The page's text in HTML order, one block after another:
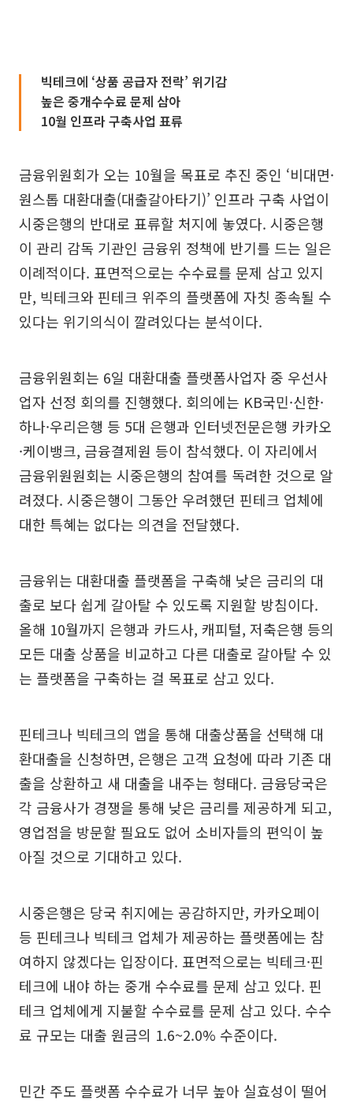
빅테크에 ‘상품 공급자 전락’ 위기감
높은 중개수수료 문제 삼아
10월 인프라 구축사업 표류
금융위원회가 오는 10월을 목표로 추진 중인 ‘비대면·
원스톱 대환대출(대출갈아타기)’ 인프라 구축 사업이
시중은행의 반대로 표류할 처지에 놓였다. 시중은행
이 관리 감독 기관인 금융위 정책에 반기를 드는 일은
이례적이다. 표면적으로는 수수료를 문제 삼고 있지
만, 빅테크와 핀테크 위주의 플랫폼에 자칫 종속될 수
있다는 위기의식이 깔려있다는 분석이다.
금융위원회는 6일 대환대출 플랫폼사업자 중 우선사
업자 선정 회의를 진행했다. 회의에는 KB국민·신한·
하나·우리은행 등 5대 은행과 인터넷전문은행 카카오
·케이뱅크, 금융결제원 등이 참석했다. 이 자리에서
금융위원원회는 시중은행의 참여를 독려한 것으로 알
려졌다. 시중은행이 그동안 우려했던 핀테크 업체에
대한 특혜는 없다는 의견을 전달했다.
금융위는 대환대출 플랫폼을 구축해 낮은 금리의 대
출로 보다 쉽게 갈아탈 수 있도록 지원할 방침이다.
올해 10월까지 은행과 카드사, 캐피털, 저축은행 등의
모든 대출 상품을 비교하고 다른 대출로 갈아탈 수 있
는 플랫폼을 구축하는 걸 목표로 삼고 있다.
핀테크나 빅테크의 앱을 통해 대출상품을 선택해 대
환대출을 신청하면, 은행은 고객 요청에 따라 기존 대
출을 상환하고 새 대출을 내주는 형태다. 금융당국은
각 금융사가 경쟁을 통해 낮은 금리를 제공하게 되고,
영업점을 방문할 필요도 없어 소비자들의 편익이 높
아질 것으로 기대하고 있다.
시중은행은 당국 취지에는 공감하지만, 카카오페이
등 핀테크나 빅테크 업체가 제공하는 플랫폼에는 참
여하지 않겠다는 입장이다. 표면적으로는 빅테크·핀
테크에 내야 하는 중개 수수료를 문제 삼고 있다. 핀
테크 업체에게 지불할 수수료를 문제 삼고 있다. 수수
료 규모는 대출 원금의 1.6~2.0% 수준이다.
민간 주도 플랫폼 수수료가 너무 높아 실효성이 떨어